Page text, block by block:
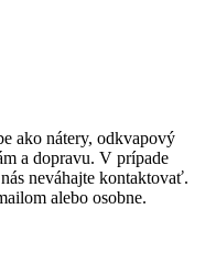
ako nátery, odkvapový
a dopravu. V prípade
neváhajte kontaktovať.
alebo osobne.